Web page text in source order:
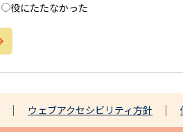
役にたたなかった
ウェブアクセシビリティ方針